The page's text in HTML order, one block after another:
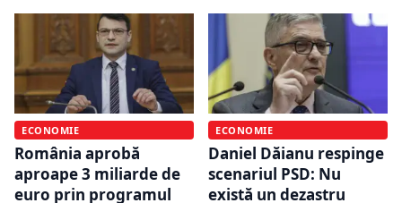
ECONOMIE
România aprobă
aproape 3 miliarde de
euro prin programul
ECONOMIE
Daniel Dăianu respinge
scenariul PSD: Nu
există un dezastru